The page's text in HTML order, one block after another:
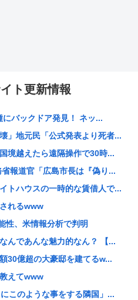
ト更新情報
にバックドア発見！ ネッ...
」地元民「公式発表より死者...
境越えたら遠隔操作で30時...
報道官「広島市長は『偽り...
トハウスの一時的な賃借人で...
れるwww
性、米情報分析で判明
んであんな魅力的なん？ 【...
30億超の大豪邸を建てるw...
えてwww
このような事をする隣国」...